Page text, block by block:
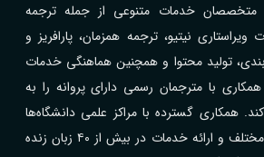
و متخصصان خدمات متنوعی از جمله ترجمه
نیتیو، ترجمه همزمان، پارافریز و
تولید محتوا و همچنین هماهنگی خدمات
با مترجمان رسمی دارای پروانه را به
همکاری گسترده با مراکز علمی دانشگاه‌ها
شرکت‌ها و سازمان‌های مختلف و ارائه خدمات در بیش از ۴۰ زبان زنده